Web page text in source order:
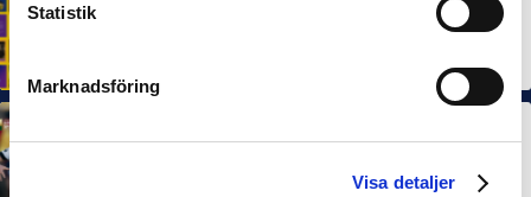
Statistik
Marknadsföring
Visa detaljer
Svensk Elitfotboll lanserar Fotbollseffekten – en